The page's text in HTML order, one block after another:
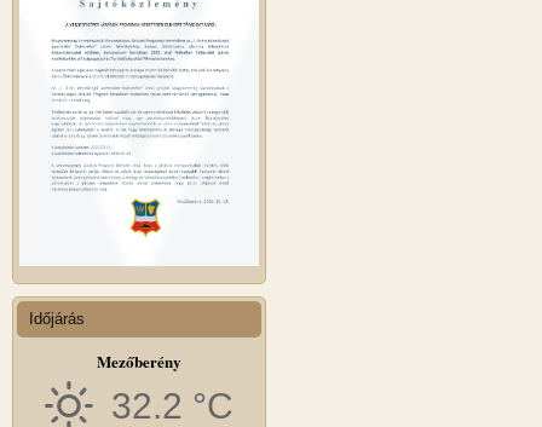
Időjárás
Mezőberény
32.2 °C